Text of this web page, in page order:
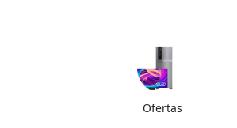
Ofertas